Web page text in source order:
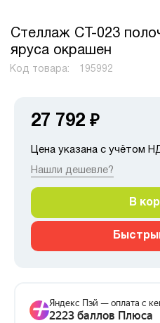
Стеллаж СТ-023
яруса окрашен
Код товара: 195992
27 792 ₽
Цена указана с учётом
Нашли дешевле?
В